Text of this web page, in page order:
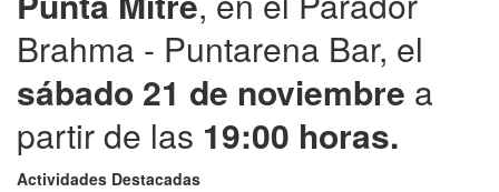
Brahma - Puntarena Bar, el
sábado 21 de noviembre a
partir de las 19:00 horas.
Actividades Destacadas